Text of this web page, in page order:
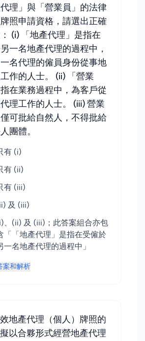
代理」與「營業員」的法律
照申請資格，請選出正確
(i) 「地產代理」是指在
一名地產代理的過程中，
名代理的僱員身份從事地
作的人士。 (ii) 「營業
在業務過程中，為客戶從
理工作的人士。 (iii) 營業
可批給自然人，不得批給
團體。
有 (i)
有 (ii)
有 (iii)
及 (iii)
、(ii) 及 (iii)；此答案組合亦包
「「地產代理」是指在受僱於
一名地產代理的過程中」
案和解析
地產代理（個人）牌照的
以合夥形式經營地產代理